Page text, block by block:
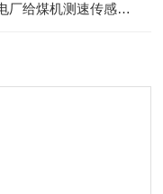
厂给煤机测速传感器